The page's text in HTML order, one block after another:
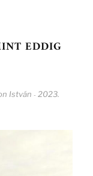
EDDIG
István - 2023.